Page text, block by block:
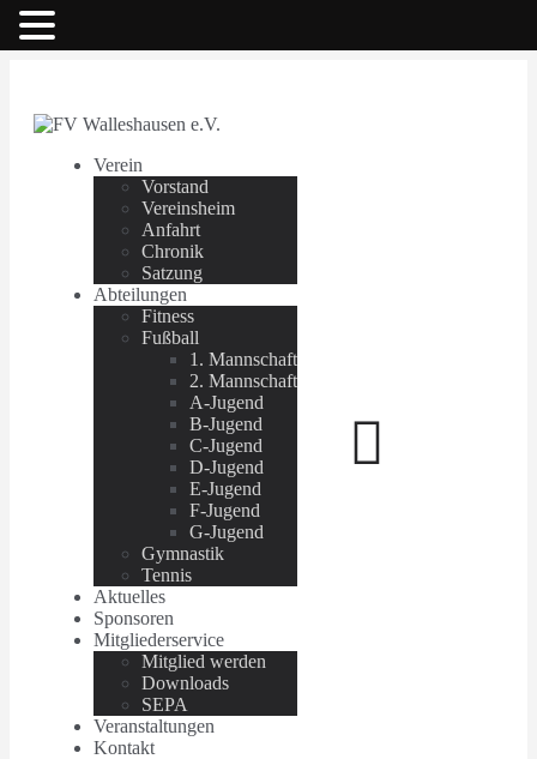
Verein
Vorstand
Vereinsheim
Anfahrt
Chronik
Satzung
Abteilungen
Fitness
Fußball
1. Mannschaft
2. Mannschaft
A-Jugend
B-Jugend
C-Jugend
D-Jugend
E-Jugend
F-Jugend
G-Jugend
Gymnastik
Tennis
Aktuelles
Sponsoren
Mitgliederservice
Mitglied werden
Downloads
SEPA
Veranstaltungen
Kontakt